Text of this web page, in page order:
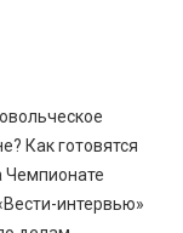
Как готовятся
Чемпионате
интервью»